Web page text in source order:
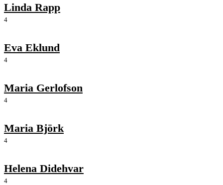
Linda Rapp
4
Eva Eklund
4
Maria Gerlofson
4
Maria Björk
4
Helena Didehvar
4